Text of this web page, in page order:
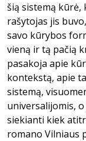
šią sistemą
rašytojas jis
savo kūrybos
vieną ir tą pačią
pasakoja apie
kontekstą, apie
sistemą,
universalijomis,
siekianti kiek
romano Vilniaus